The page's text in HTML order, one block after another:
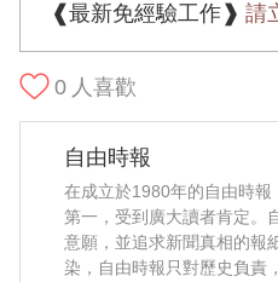
❰最新免經驗工作❱ 請
0 人喜歡
自由時報
在成立於1980年的自由時
第一，受到廣大讀者肯定。
意願，並追求新聞真相的報
染，自由時報只對歷史負責